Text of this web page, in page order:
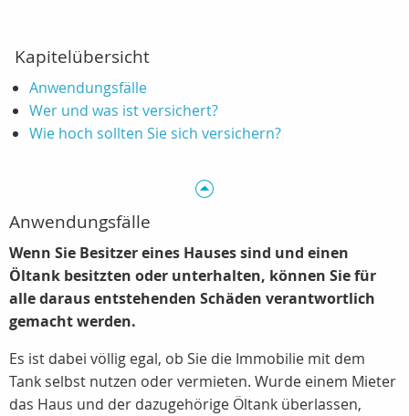
Kapitelübersicht
Anwendungsfälle
Wer und was ist versichert?
Wie hoch sollten Sie sich versichern?
Anwendungsfälle
Wenn Sie Besitzer eines Hauses sind und einen
Öltank besitzten oder unterhalten, können Sie für
alle daraus entstehenden Schäden verantwortlich
gemacht werden.
Es ist dabei völlig egal, ob Sie die Immobilie mit dem
Tank selbst nutzen oder vermieten. Wurde einem Mieter
das Haus und der dazugehörige Öltank überlassen,